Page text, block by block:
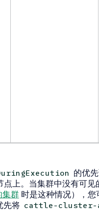
的优
点上。当集群中没有可见
集群时是这种情况），您
先将 cattle-cluster-